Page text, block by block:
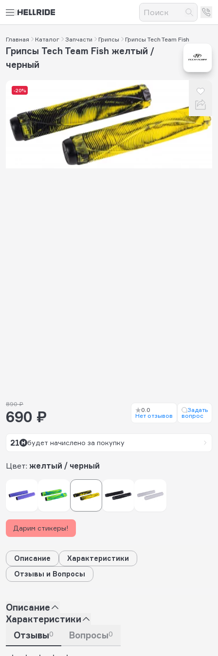
Главная Каталог Запчасти Грипсы Грипсы Tech Team Fish
-20%
Грипсы Tech Team Fish желтый /
черный
Цвет: желтый / черный
890 ₽
690 ₽
0.0
Нет отзывов
Задать
вопрос
21 будет начислено за покупку
Дарим стикеры!
Описание
Характеристики
Отзывы и Вопросы
Описание
Характеристики
Отзывы0 Вопросы0